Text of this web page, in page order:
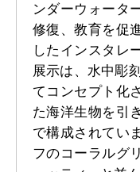
ンダーウォータ
修復、教育を促
したインスタレ
展示は、水中彫
てコンセプト化
た海洋生物を引
で構成されてい
フのコーラルグ